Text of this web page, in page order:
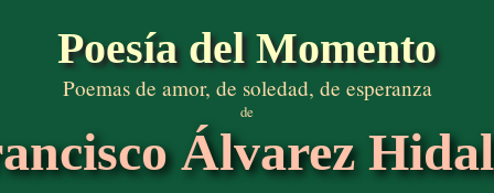
Poesía del Momento
Poemas de amor, de soledad, de esperanza
de
Álvarez